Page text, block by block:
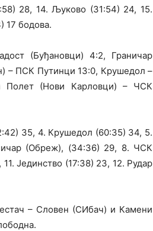
28, 14. Љуково (31:54) 24, 15.
17 бодова.
(Буђановци) 4:2, Граничар
– ПСК Путинци 13:0, Крушедол –
Полет (Нови Карловци) – ЧСК
35, 4. Крушедол (60:35) 34, 5.
(Обреж), (34:36) 29, 8. ЧСК
Јединство (17:38) 23, 12. Рудар
– Словен (СИбач) и Камени